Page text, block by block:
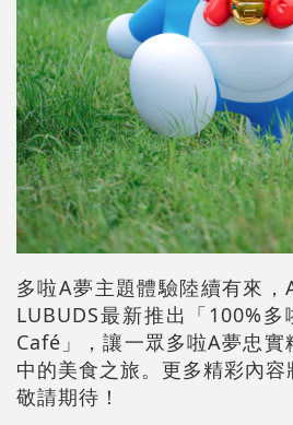
多啦A夢主題體驗陸續有來
LUBUDS最新推出「100%
Café」，讓一眾多啦A夢忠
中的美食之旅。更多精彩內容
敬請期待！